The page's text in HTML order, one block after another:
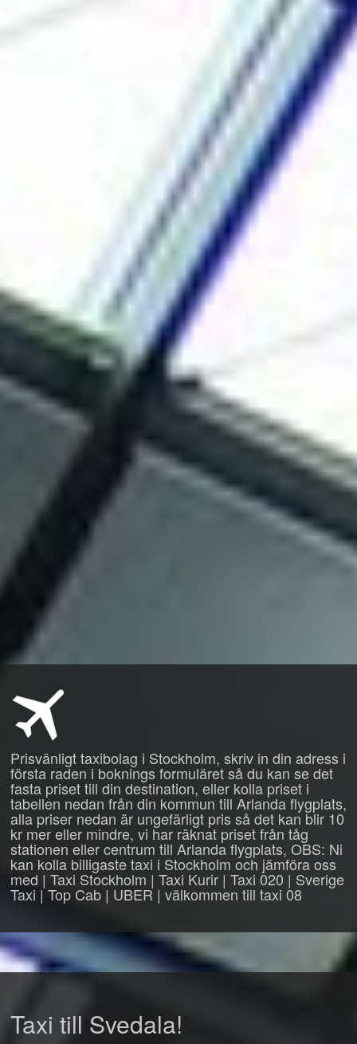
Prisvänligt taxibolag i Stockholm, skriv in din adress i
första raden i boknings formuläret så du kan se det
fasta priset till din destination, eller kolla priset i
tabellen nedan från din kommun till Arlanda flygplats,
alla priser nedan är ungefärligt pris så det kan blir 10
kr mer eller mindre, vi har räknat priset från tåg
stationen eller centrum till Arlanda flygplats, OBS: Ni
kan kolla billigaste taxi i Stockholm och jämföra oss
med | Taxi Stockholm | Taxi Kurir | Taxi 020 | Sverige
Taxi | Top Cab | UBER | välkommen till taxi 08
Taxi till Svedala!